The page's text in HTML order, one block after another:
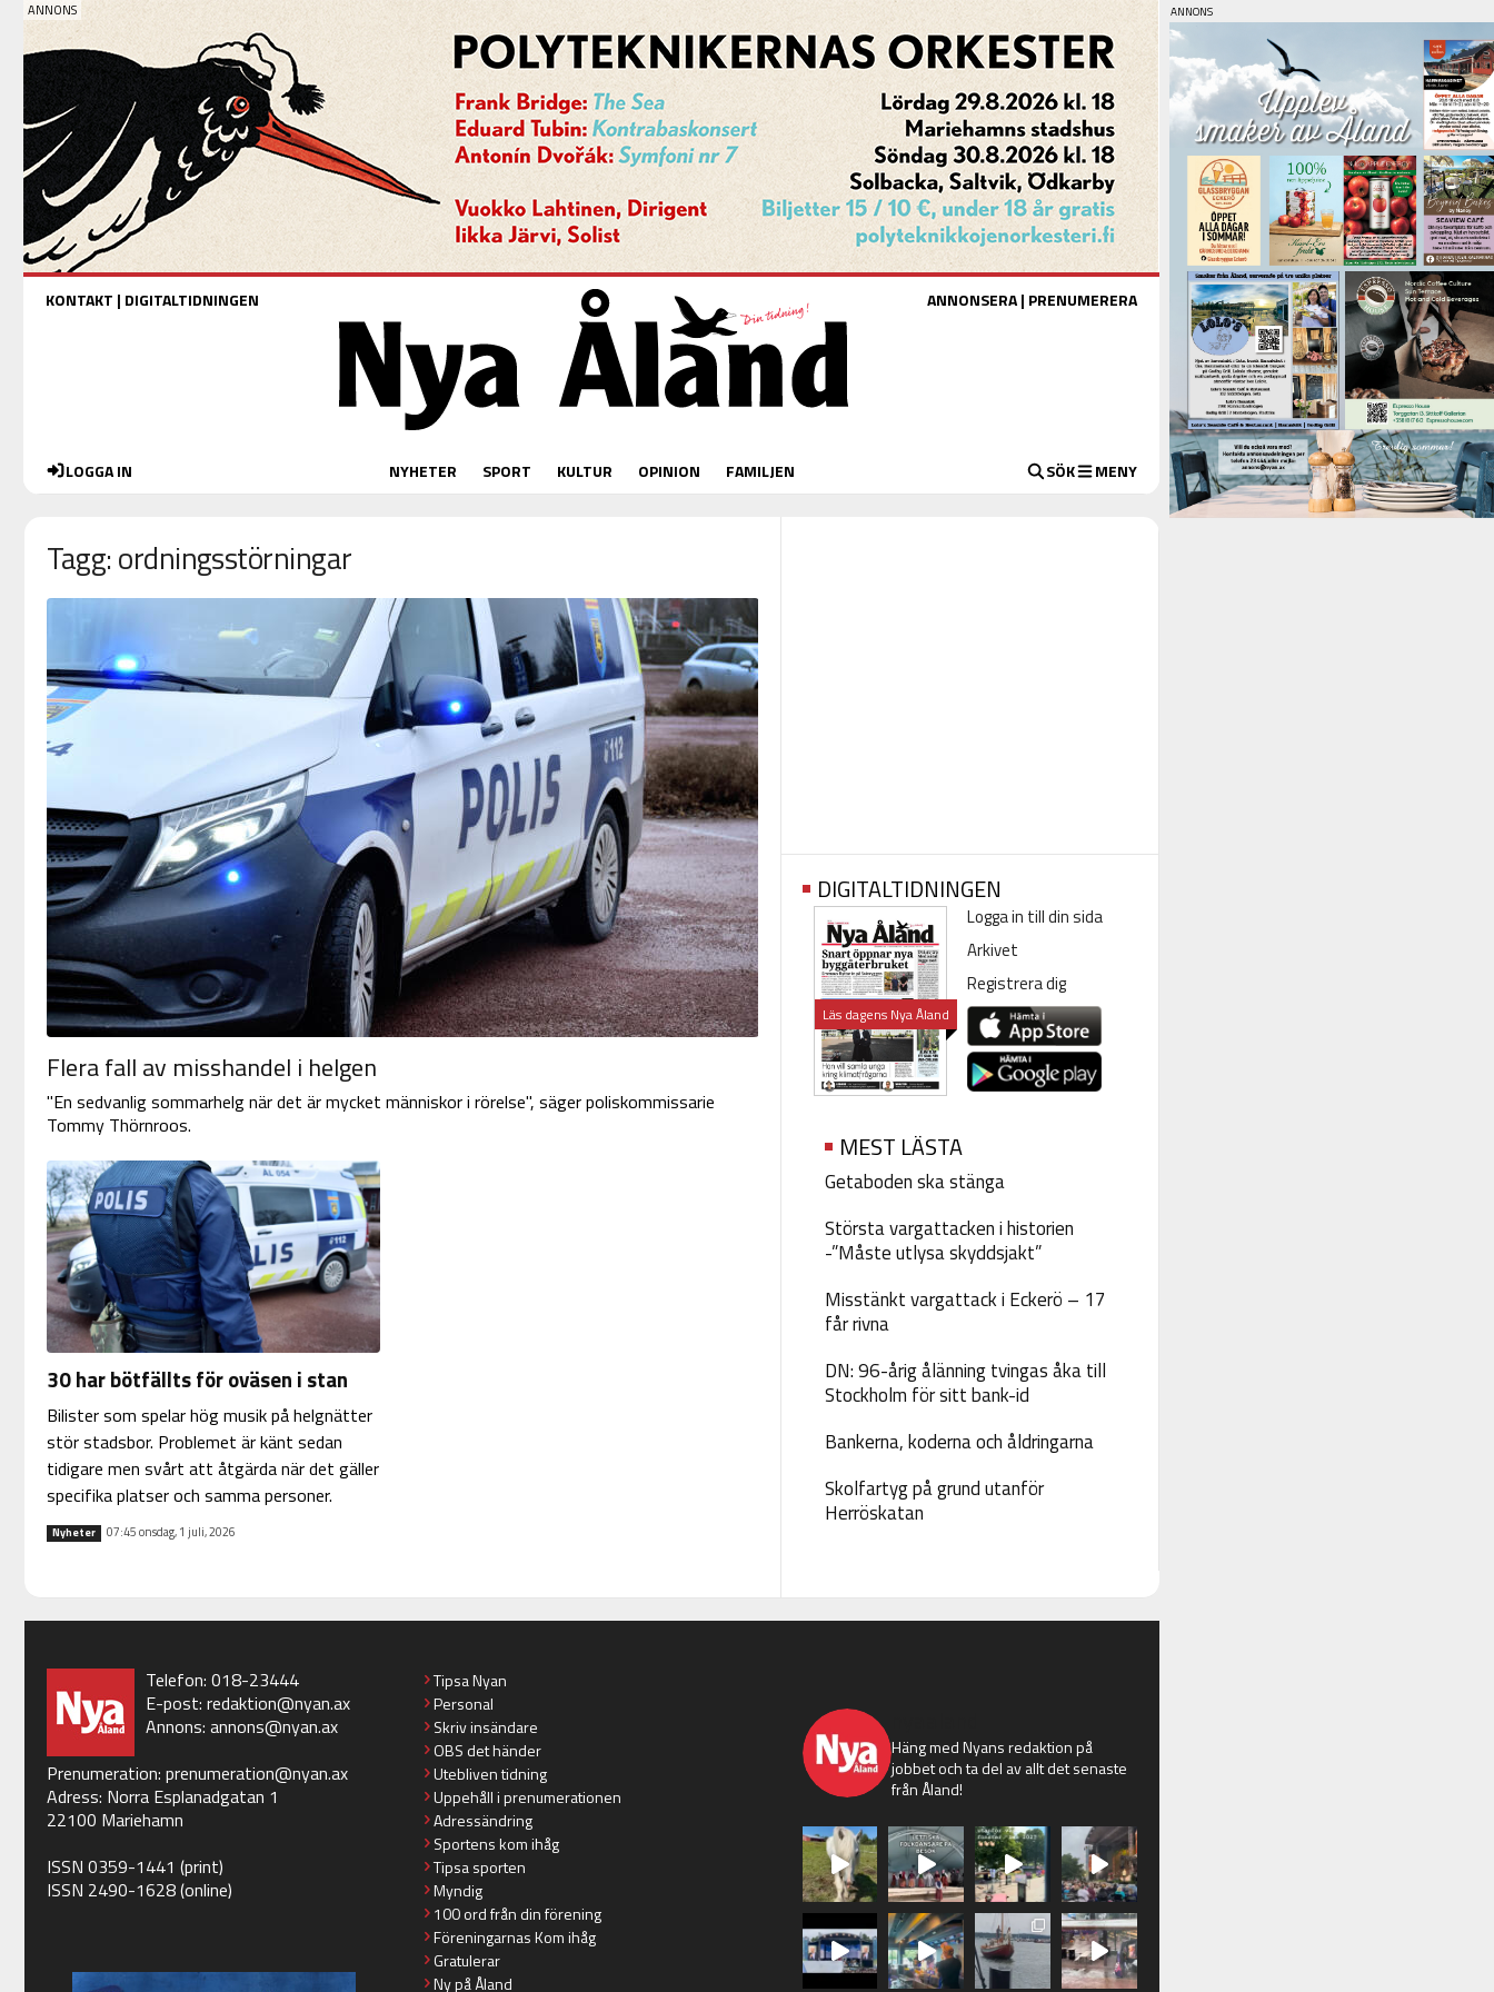
KONTAKT | DIGITALTIDNINGEN ANNONSERA| PRENUMERERA
LOGGA IN NYHETER SPORT KULTUR OPINION FAMILJEN SÖK MENY
Tagg: ordningsstörningar
Flera fall av misshandel i helgen
"En sedvanlig sommarhelg när det är mycket människor i rörelse", säger poliskommissarie
Tommy Thörnroos.
30 har bötfällts för oväsen i stan
Bilister som spelar hög musik på helgnätter
stör stadsbor. Problemet är känt sedan
tidigare men svårt att åtgärda när det gäller
specifika platser och samma personer.
Nyheter 07:45 onsdag, 1 juli, 2026
DIGITALTIDNINGEN
Läs dagens Nya Åland
Logga in till din sida
Arkivet
Registrera dig
MEST LÄSTA
Getaboden ska stänga
Största vargattacken i historien
-”Måste utlysa skyddsjakt”
Misstänkt vargattack i Eckerö – 17
får rivna
DN: 96-årig ålänning tvingas åka till
Stockholm för sitt bank-id
Bankerna, koderna och åldringarna
Skolfartyg på grund utanför
Herröskatan
Telefon: 018-23444
E-post: redaktion@nyan.ax
Annons: annons@nyan.ax
Prenumeration: prenumeration@nyan.ax
Adress: Norra Esplanadgatan 1
22100 Mariehamn
ISSN 0359-1441 (print)
ISSN 2490-1628 (online)
Tipsa Nyan
Personal
Skriv insändare
OBS det händer
Utebliven tidning
Uppehåll i prenumerationen
Adressändring
Sportens kom ihåg
Tipsa sporten
Myndig
100 ord från din förening
Föreningarnas Kom ihåg
Gratulerar
Ny på Åland
Häng med Nyans redaktion på
jobbet och ta del av allt det senaste
från Åland!